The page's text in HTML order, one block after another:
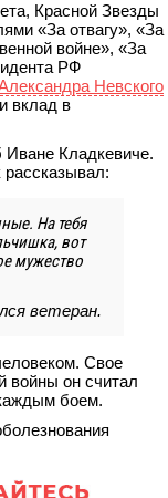
Красной Звезды
«За отвагу», «За
войне», «За
РФ
Невского
вклад в
Иване Кладкевиче.
На тебя
вот
мужество
ветеран.
Свое
войны он считал
боем.